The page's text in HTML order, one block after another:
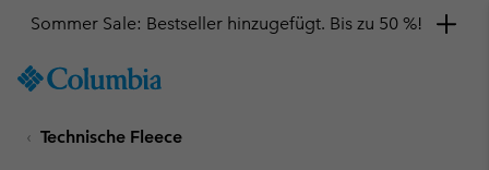
TO
SKIP
Sommer Sale: Bestseller hinzugefügt. Bis zu 50 %!
Technische Fleece